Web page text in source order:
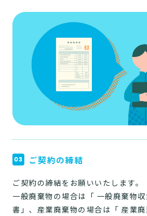
ご契約の締結
ご契約の締結をお願いいたします。
一般廃棄物の場合は「 一般廃棄物
書」、産業廃棄物の場合は「 産業